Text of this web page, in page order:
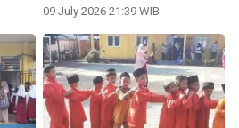
09 July 2026 21:39 WIB